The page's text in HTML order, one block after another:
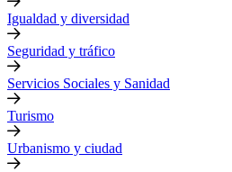
Igualdad y diversidad
Seguridad y tráfico
Servicios Sociales y Sanidad
Turismo
Urbanismo y ciudad